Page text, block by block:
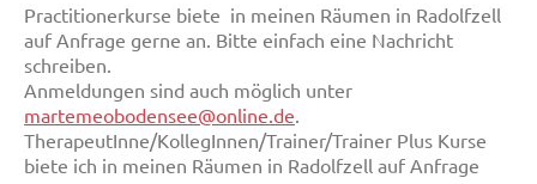
Practitionerkurse biete in meinen Räumen in Radolfzell
auf Anfrage gerne an. Bitte einfach eine Nachricht
schreiben.
Anmeldungen sind auch möglich unter
martemeobodensee@online.de
TherapeutInne/KollegInnen/Trainer/Trainer Plus Kurse
biete ich in meinen Räumen in Radolfzell auf Anfrage